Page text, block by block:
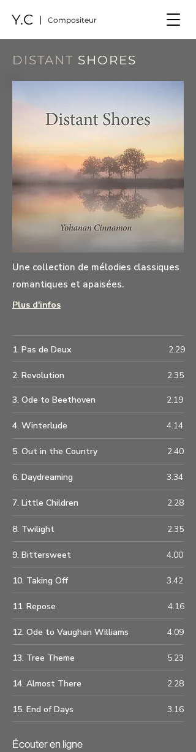
Y.C Compositeur
DISTANT SHORES
Une collection de mélodies classiques
romantiques et apaisées.
Plus d'infos
1. Pas de Deux 2.29
2. Revolution 2.35
3. Ode to Beethoven 2.19
4. Winterlude 4.14
5. Out in the Country 2.40
6. Daydreaming 3.34
7. Little Children 2.28
8. Twilight 2.35
9. Bittersweet 4.00
10. Taking Off 3.42
11. Repose 4.16
12. Ode to Vaughan Williams 4.09
13. Tree Theme 5.23
14. Almost There 2.28
15. End of Days 3.16
Écouter en ligne